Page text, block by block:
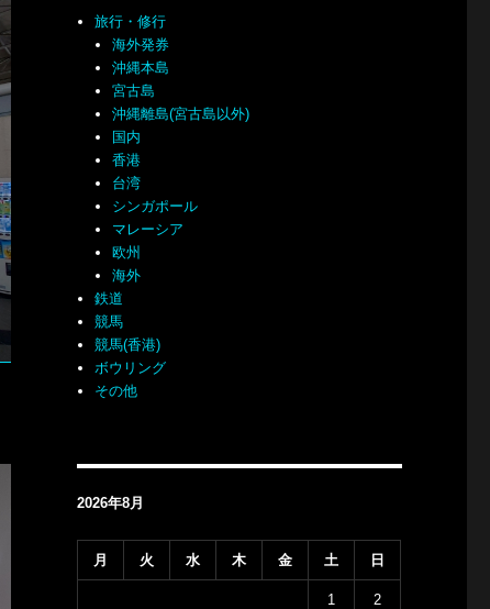
旅行・修行
海外発券
沖縄本島
宮古島
沖縄離島(宮古島以外)
国内
香港
台湾
シンガポール
マレーシア
欧州
海外
鉄道
競馬
競馬(香港)
ボウリング
その他
2026年8月
月 火 水 木 金 土 日
1 2